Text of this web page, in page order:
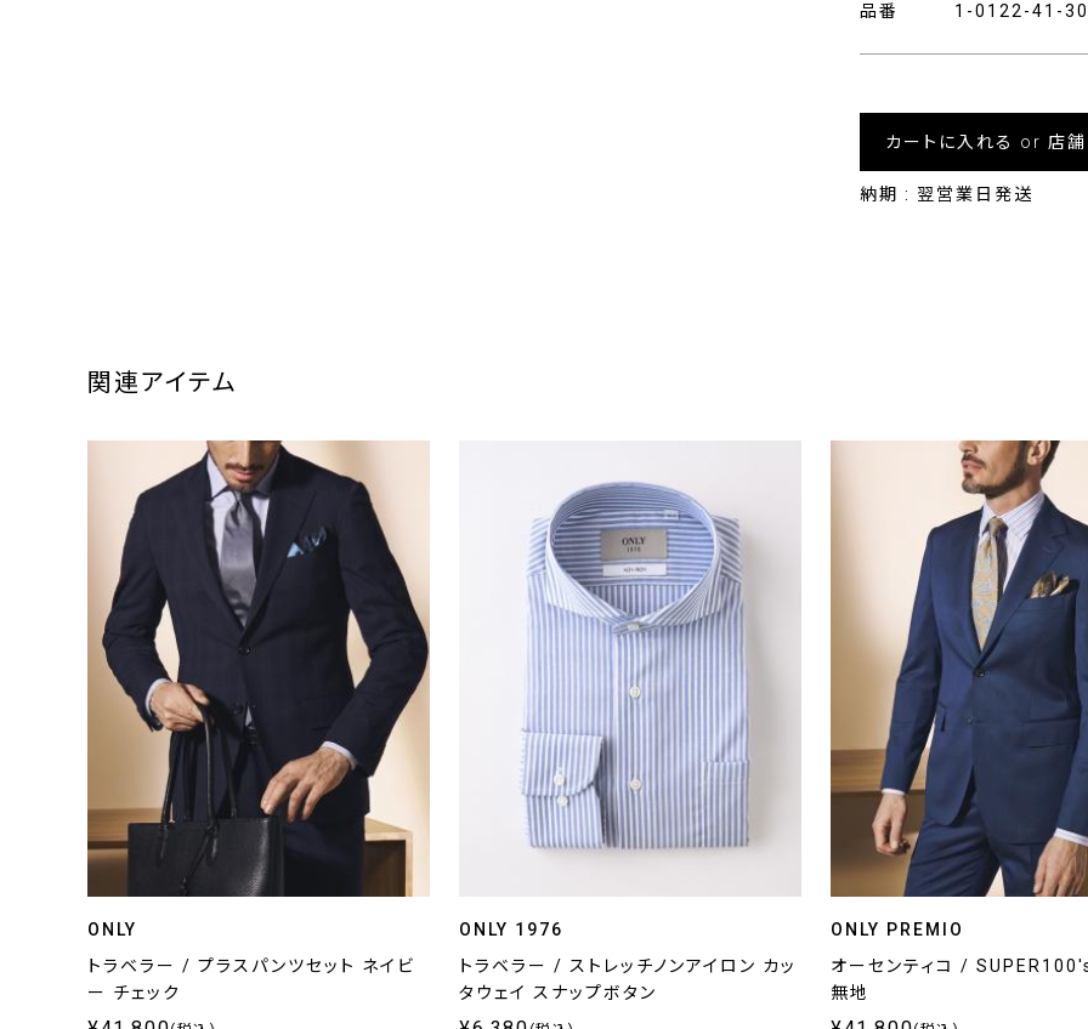
品番 1-0122-41-
カートに入れる or 店舗
納期 : 翌営業日発送
関連アイテム
ONLY
トラベラー / プラスパンツセット ネイビ
ー チェック
ONLY 1976
トラベラー / ストレッチノンアイロン カッ
タウェイ スナップボタン
ONLY PREMIO
オーセンティコ /
無地